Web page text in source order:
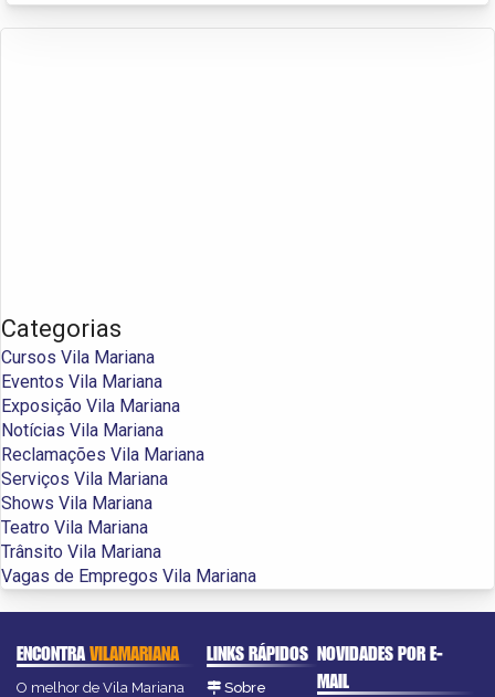
Categorias
Cursos Vila Mariana
Eventos Vila Mariana
Exposição Vila Mariana
Notícias Vila Mariana
Reclamações Vila Mariana
Serviços Vila Mariana
Shows Vila Mariana
Teatro Vila Mariana
Trânsito Vila Mariana
Vagas de Empregos Vila Mariana
ENCONTRAVILAMARIANA
O melhor de Vila Mariana
LINKS RÁPIDOS
Sobre
NOVIDADES POR E-
MAIL